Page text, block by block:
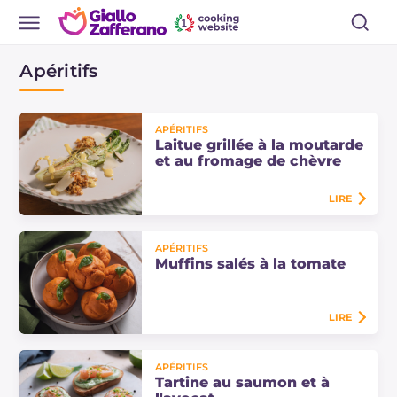
Apéritifs
APÉRITIFS
Laitue grillée à la moutarde
et au fromage de chèvre
de chèvre : une entrée simple et
rapide avec une panure
LIRE
APÉRITIFS
Muffins salés à la tomate
moelleux et savoureux, parfaits
pour un apéritif ou pour un pique-
LIRE
APÉRITIFS
Tartine au saumon et à